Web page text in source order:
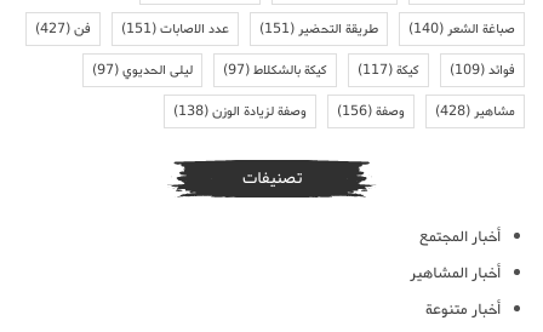
صباغة الشعر(140) طريقة التحضير(151) عدد الاصابات(151) فن(427)
فوائد(109) كيكة(117) كيكة بالشكلاط(97) ليلى الحديوي(97)
مشاهير(428) وصفة(156) وصفة لزيادة الوزن(138)
تصنيفات
أخبار المجتمع
أخبار المشاهير
أخبار متنوعة